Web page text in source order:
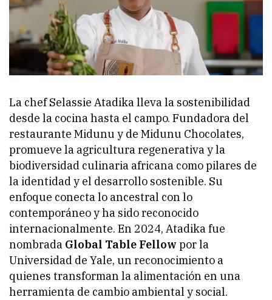
La chef Selassie Atadika lleva la sostenibilidad
desde la cocina hasta el campo. Fundadora del
restaurante Midunu y de Midunu Chocolates,
promueve la agricultura regenerativa y la
biodiversidad culinaria africana como pilares de
la identidad y el desarrollo sostenible. Su
enfoque conecta lo ancestral con lo
contemporáneo y ha sido reconocido
internacionalmente. En 2024, Atadika fue
nombrada Global Table Fellow por la
Universidad de Yale, un reconocimiento a
quienes transforman la alimentación en una
herramienta de cambio ambiental y social.